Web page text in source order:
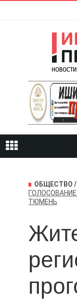
ОБЩЕСТВО
ГОЛОСОВАНИЕ
ТЮМЕНЬ